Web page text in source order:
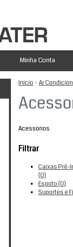
Minha Conta
Inicio »Ar
Acessorios
Filtrar
Caixas Pré-
(0)
Esgoto (0)
Suportes e